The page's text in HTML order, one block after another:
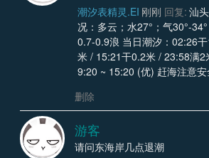
潮汐表精灵.EI 刚刚 回复: 汕
况：多云；水27°；气30°-
0.7-0.9浪 当日潮汐：02:26
米 / 15:21干0.2米 / 23:58满2
9:20 ~ 15:20 (优) 赶海注意安
删除
游客
请问东海岸几点退潮